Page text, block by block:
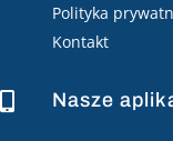
Polityka
Kontakt
 Nasze